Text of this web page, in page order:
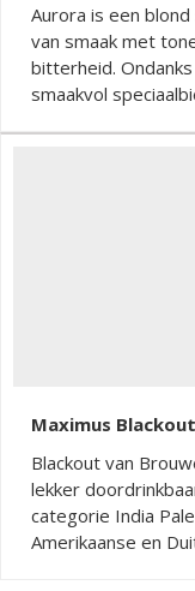
Aurora is een
van smaak met
bitterheid.
smaakvol
Maximus Blackout
Blackout van
lekker
categorie India
Amerikaanse en